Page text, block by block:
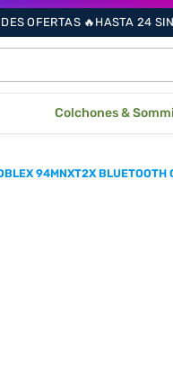
OFERTAS 🔥HASTA 24 SIN
Colchones &
94MNXT2X BLUETOOTH